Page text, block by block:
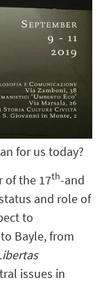
for us today?
of the 17th-and
and role of
to
Bayle, from
issues in